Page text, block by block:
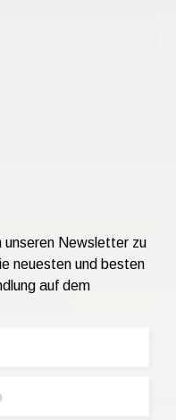
unseren Newsletter zu
neuesten und besten
auf dem